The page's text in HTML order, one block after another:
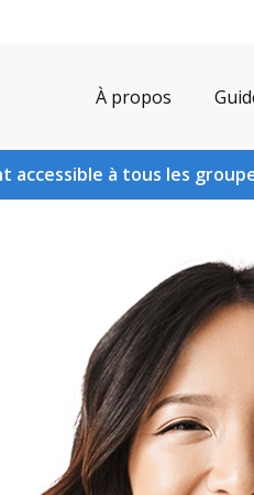
À propos
accessible à tous les